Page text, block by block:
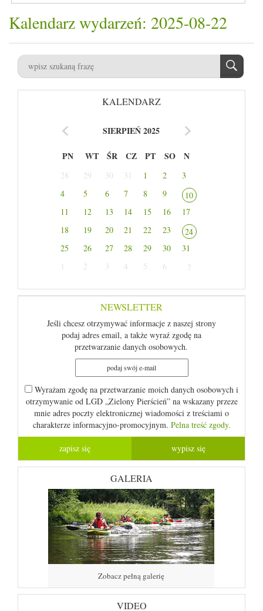
Kalendarz wydarzeń: 2025-08-22
KALENDARZ
SIERPIEŃ 2025
PN WT ŚR CZ PT SO N
28 29 30 31 1 2
3
4
5 6 7 8 9
10
11
12 13 14 15 16
17
18
19 20 21 22 23
24
25
26 27 28 29 30
31
1
2 3 4 5 6 7
NEWSLETTER
Jeśli chcesz otrzymywać informacje z naszej strony
podaj adres email, a także wyraź zgodę na
przetwarzanie danych osobowych.
Wyrażam zgodę na przetwarzanie moich danych osobowych i
otrzymywanie od LGD „Zielony Pierścień” na wskazany przeze
mnie adres poczty elektronicznej wiadomości z treściami o
charakterze informacyjno-promocyjnym. Pelna treść zgody.
GALERIA
Zobacz pełną galerię
VIDEO